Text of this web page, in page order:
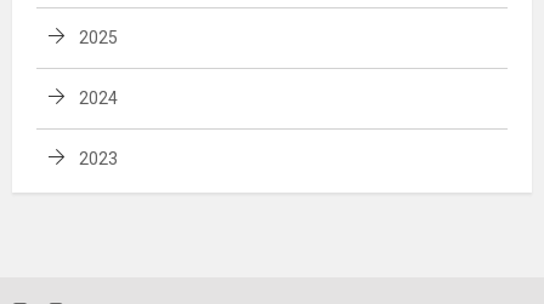
2025
2024
2023